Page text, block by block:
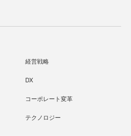
経営戦略
DX
コーポレート変革
テクノロジー